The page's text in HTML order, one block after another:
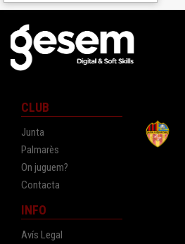
CLUB
Junta
Palmarès
On juguem?
Contacta
INFO
Avís Legal